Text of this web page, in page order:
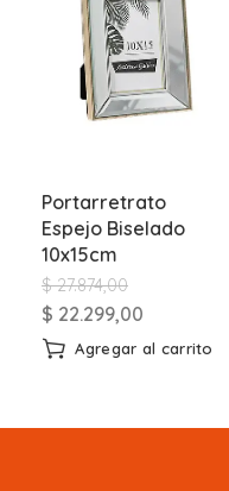
Portarretrato
Espejo Biselado
10x15cm
$27.874,00
$ 22.299,00
Agregar al carrito